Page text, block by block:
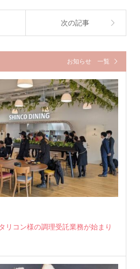
次の記事
お知らせ 一覧
リコン様の調理受託業務が始まり